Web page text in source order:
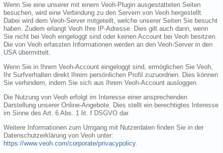
Wenn Sie eine unserer mit einem Veoh-Plugin ausgestatteten Seiten
besuchen, wird eine Verbindung zu den Servern von Veoh hergestellt.
Dabei wird dem Veoh-Server mitgeteilt, welche unserer Seiten Sie besucht
haben. Zudem erlangt Veoh Ihre IP-Adresse. Dies gilt auch dann, wenn
Sie nicht bei Veoh eingeloggt sind oder keinen Account bei Veoh besitzen.
Die von Veoh erfassten Informationen werden an den Veoh-Server in den
USA übermittelt.
Wenn Sie in Ihrem Veoh-Account eingeloggt sind, ermöglichen Sie Veoh,
Ihr Surfverhalten direkt Ihrem persönlichen Profil zuzuordnen. Dies können
Sie verhindern, indem Sie sich aus Ihrem Veoh-Account ausloggen.
Die Nutzung von Veoh erfolgt im Interesse einer ansprechenden
Darstellung unserer Online-Angebote. Dies stellt ein berechtigtes Interesse
im Sinne des Art. 6 Abs. 1 lit. f DSGVO dar.
Weitere Informationen zum Umgang mit Nutzerdaten finden Sie in der
Datenschutzerklärung von Veoh unter:
https://www.veoh.com/corporate/privacypolicy.